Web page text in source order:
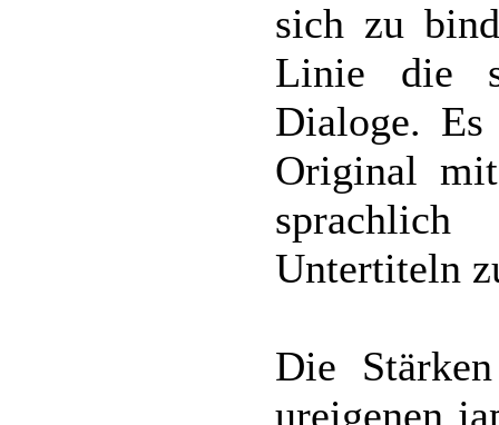
sich zu
Linie die
Dialoge.
Original
sprachlich
Untertiteln
Die
ureigenen